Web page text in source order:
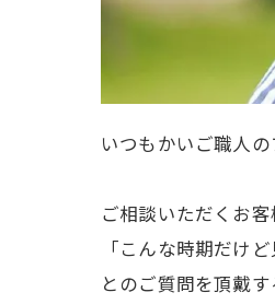
いつもかいご職人
ご相談いただくお客
「こんな時期だけ
とのご質問を頂戴